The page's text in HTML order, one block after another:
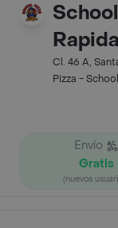
Cl. 46 A,
Pizza -
Envío
Gratis
(nuevos